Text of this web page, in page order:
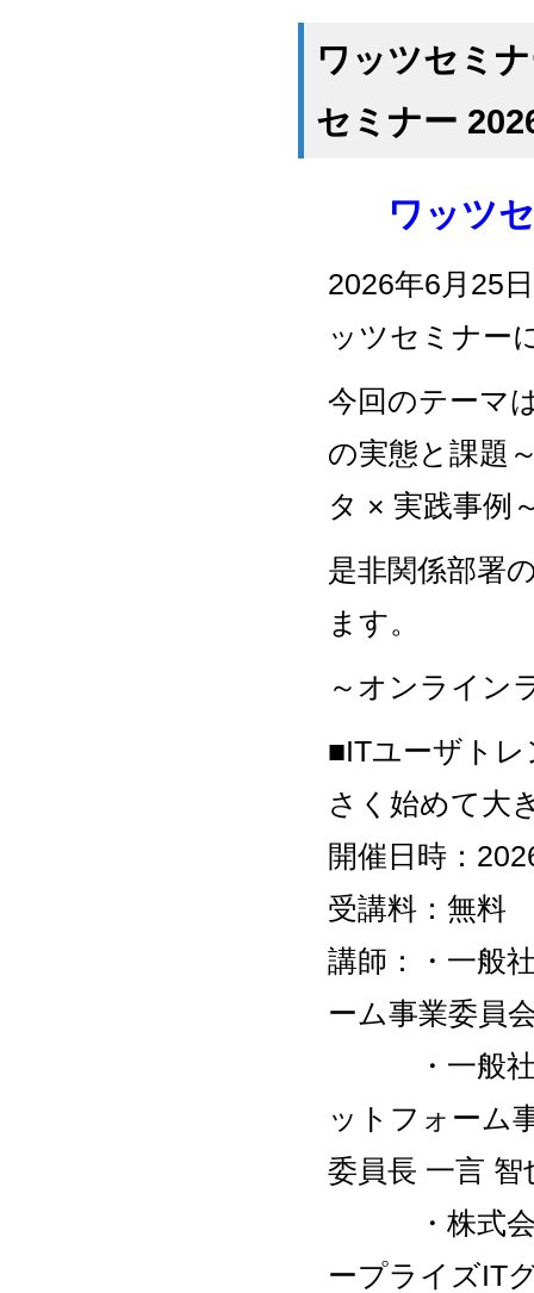
ワッツセミ
セミナー
ワッツ
2026年6月25
ッツセミナー
今回のテーマ
の実態と課題
タ × 実践事例
是非関係部署
ます。
～オンライン
■ITユーザト
さく始めて大
開催日時：
受講料：無
講師：・一般
ーム事業委員
・一般社団
ットフォーム
委員長 一言 智
・株式会社
ープライズIT